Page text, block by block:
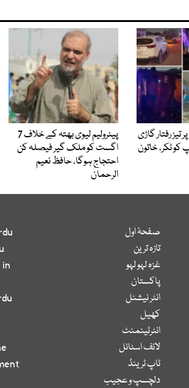
تیز رفتار گاڑی
ٹکر، خاتون
پیٹرولیم لیوی بھتہ کے خلاف 7
اگست کو ملک گیر فیصلہ کن
احتجاج ہوگا، حافظ نعیم
الرحمان
صفحۂ اول
تازہ ترین
غزہ لہو لہو
پاکستان
انٹر نیشنل
کھیل
انٹرٹینمنٹ
لائف اسٹائل
ٹاپ ٹرینڈ
دلچسپ و عجیب